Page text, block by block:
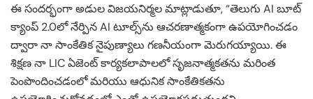
ఈ సందర్భంగా అడుల విజయనిర్మల మాట్లాడుతూ, “తెలుగు AI బూట్
క్యాంప్ 2.0లో నేర్పిన AI టూల్స్‌ను ఆచరణాత్మకంగా ఉపయోగించడం
ద్వారా నా సాంకేతిక నైపుణ్యాలు గణనీయంగా మెరుగయ్యాయి. ఈ
శిక్షణ నా LIC ఏజెంట్ కార్యకలాపాలలో సృజనాత్మకతను మరింత
పెంపొందించడంలో మరియు ఆధునిక సాంకేతికతను